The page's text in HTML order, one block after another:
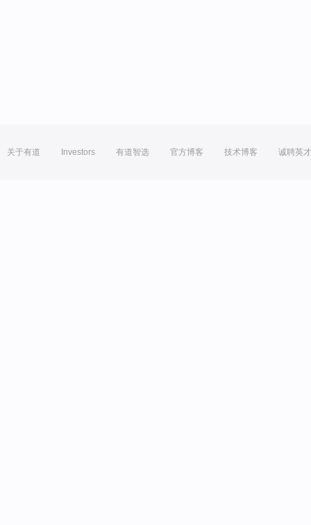
关于有道 Investors 有道智选 官方博客 技术博客 诚聘英才